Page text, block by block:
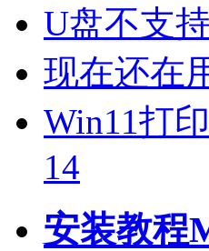
U盘不支
现在还在
Win11打
14
安装教程